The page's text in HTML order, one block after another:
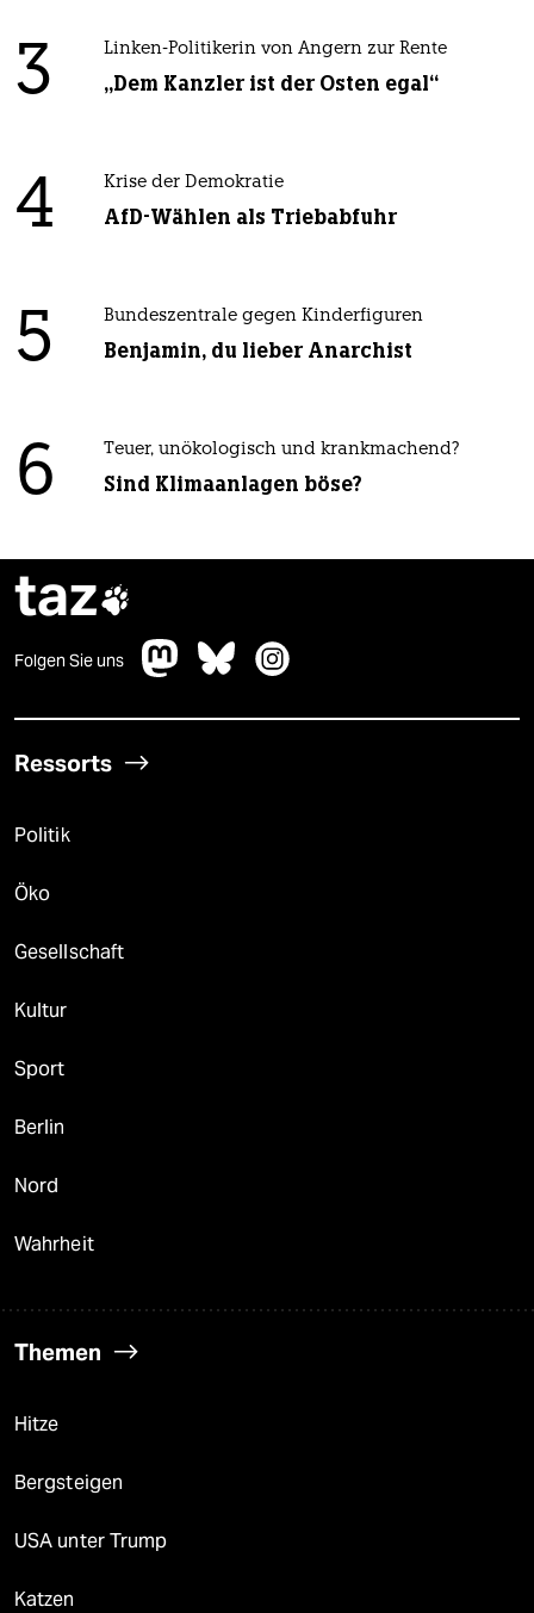
3 Linken-Politikerin von Angern zur Rente
„Dem Kanzler ist der Osten egal“
4 Krise der Demokratie
AfD-Wählen als Triebabfuhr
5 Bundeszentrale gegen Kinderfiguren
Benjamin, du lieber Anarchist
6 Teuer, unökologisch und krankmachend?
Sind Klimaanlagen böse?
taz
Folgen Sie uns
Ressorts
Politik
Öko
Gesellschaft
Kultur
Sport
Berlin
Nord
Wahrheit
Themen
Hitze
Bergsteigen
USA unter Trump
Katzen